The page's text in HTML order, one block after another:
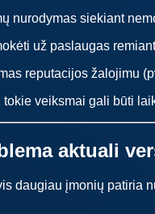
nurodymas siekiant
už paslaugas
reputacijos žalojimu
tokie veiksmai gali būti
aktuali
daugiau įmonių patiria